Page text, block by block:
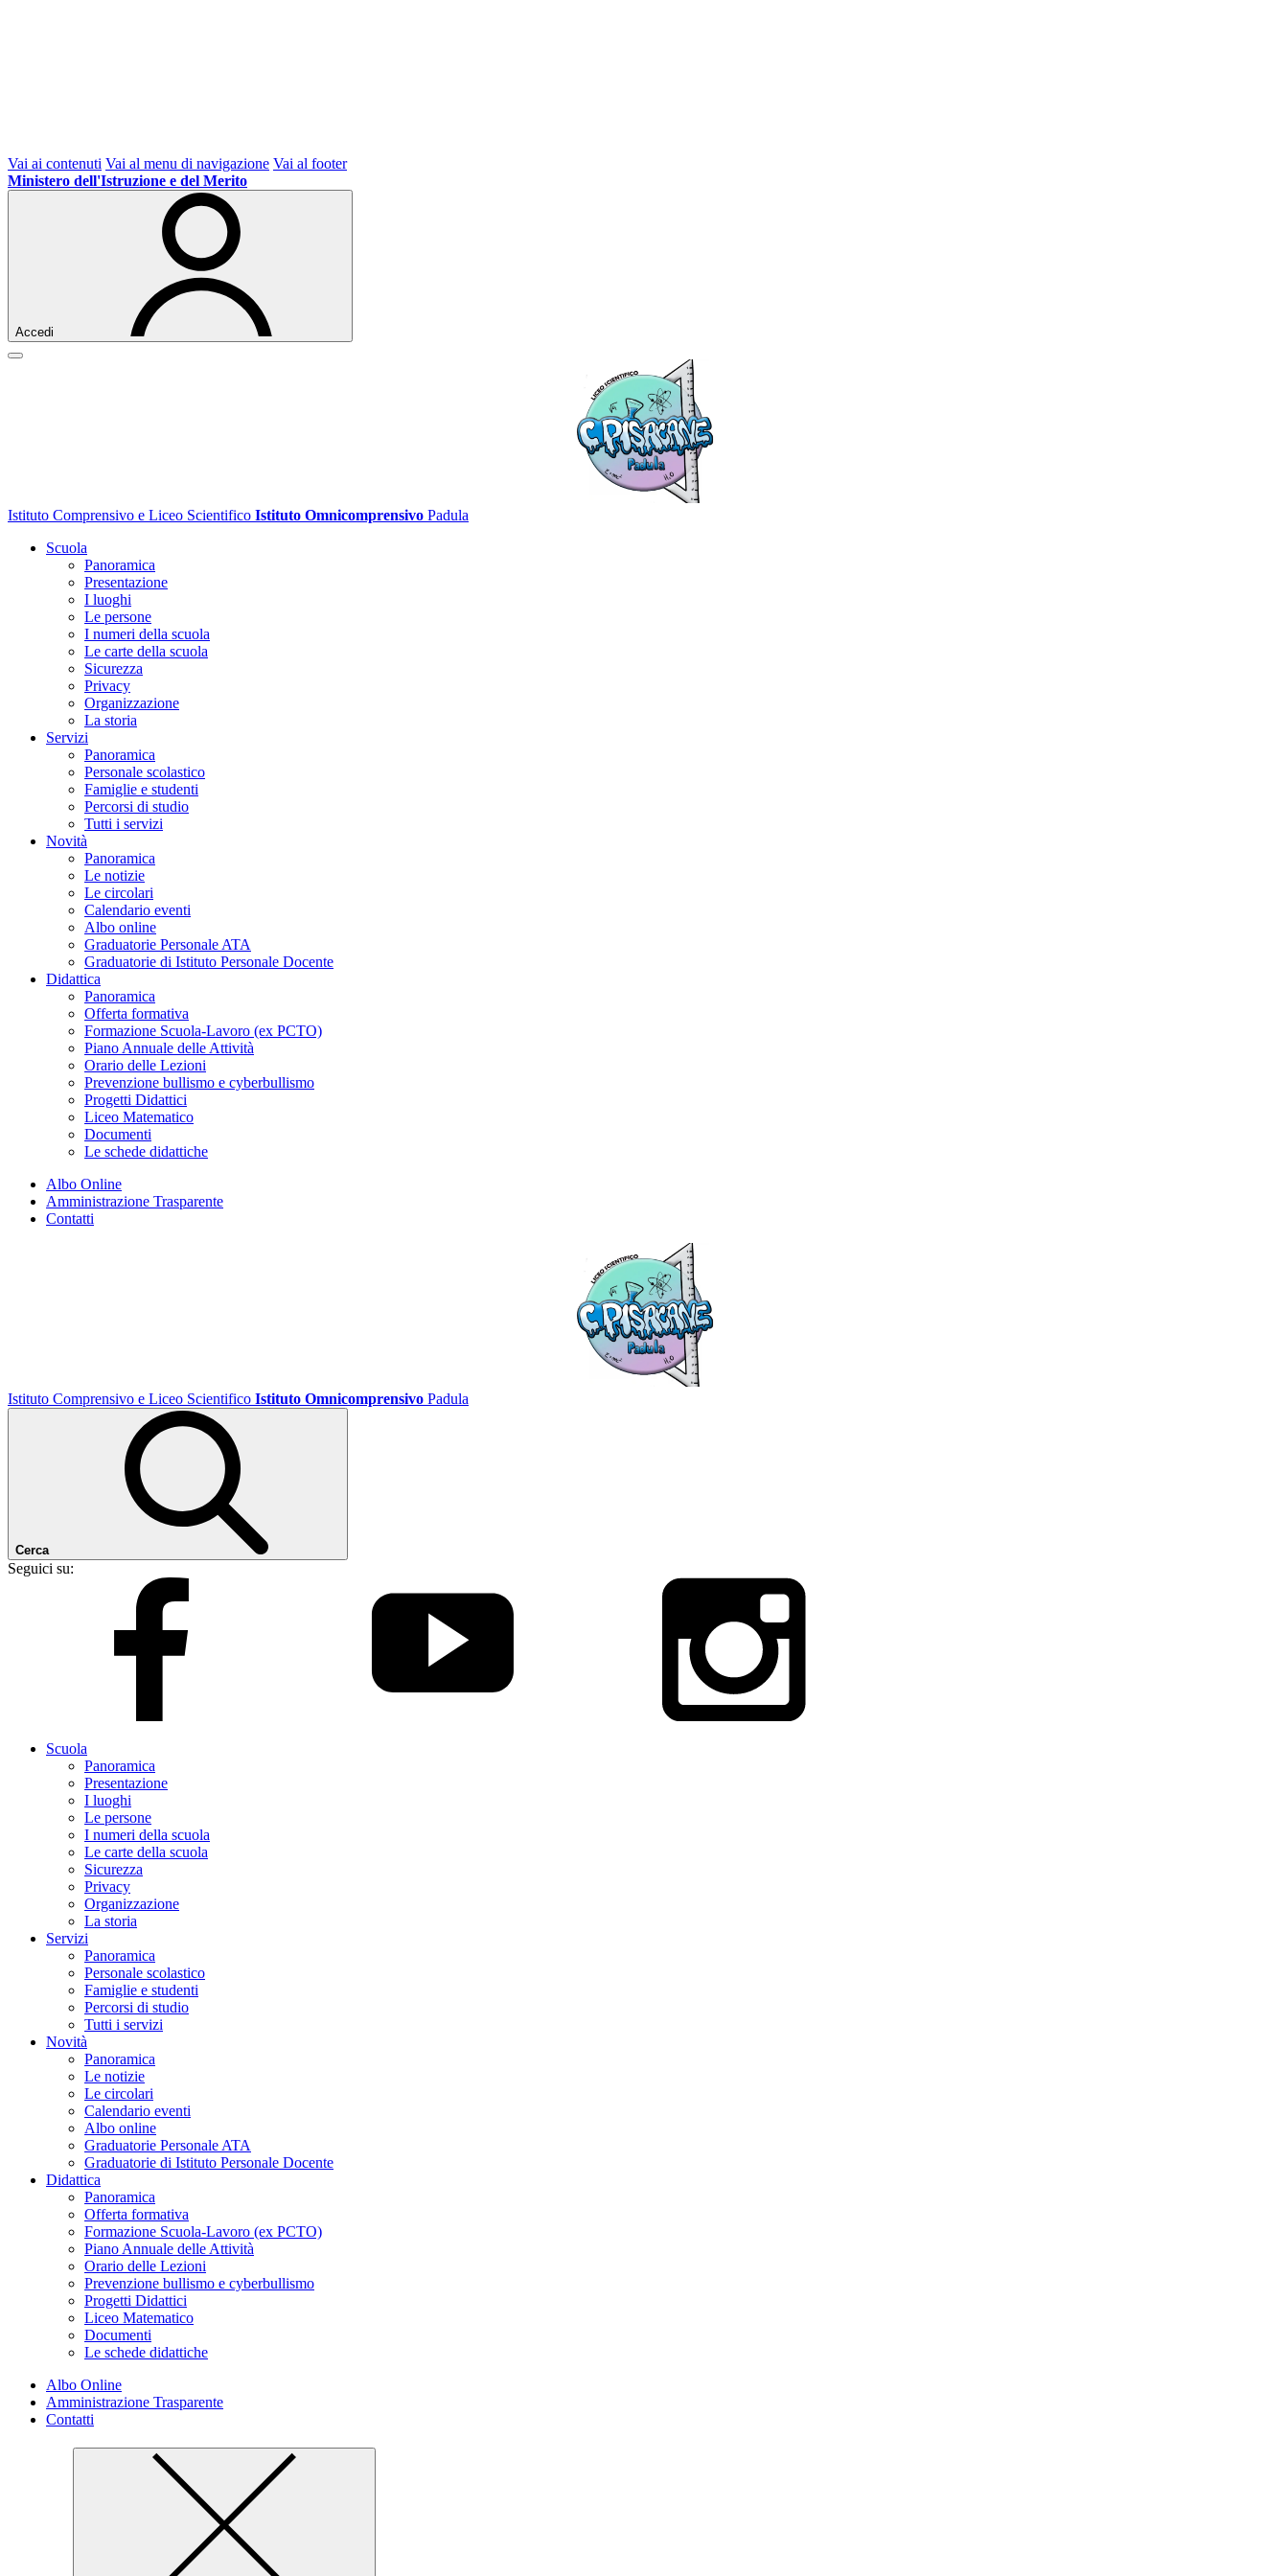
Vai ai contenuti Vai al menu di navigazione Vai al footer
Ministero dell'Istruzione e del Merito
Accedi
Istituto Comprensivo e Liceo Scientifico Istituto Omnicomprensivo Padula
Scuola
Panoramica
Presentazione
I luoghi
Le persone
I numeri della scuola
Le carte della scuola
Sicurezza
Privacy
Organizzazione
La storia
Servizi
Panoramica
Personale scolastico
Famiglie e studenti
Percorsi di studio
Tutti i servizi
Novità
Panoramica
Le notizie
Le circolari
Calendario eventi
Albo online
Graduatorie Personale ATA
Graduatorie di Istituto Personale Docente
Didattica
Panoramica
Offerta formativa
Formazione Scuola-Lavoro (ex PCTO)
Piano Annuale delle Attività
Orario delle Lezioni
Prevenzione bullismo e cyberbullismo
Progetti Didattici
Liceo Matematico
Documenti
Le schede didattiche
Albo Online
Amministrazione Trasparente
Contatti
Istituto Comprensivo e Liceo Scientifico Istituto Omnicomprensivo Padula
Cerca
Seguici su:
Scuola
Panoramica
Presentazione
I luoghi
Le persone
I numeri della scuola
Le carte della scuola
Sicurezza
Privacy
Organizzazione
La storia
Servizi
Panoramica
Personale scolastico
Famiglie e studenti
Percorsi di studio
Tutti i servizi
Novità
Panoramica
Le notizie
Le circolari
Calendario eventi
Albo online
Graduatorie Personale ATA
Graduatorie di Istituto Personale Docente
Didattica
Panoramica
Offerta formativa
Formazione Scuola-Lavoro (ex PCTO)
Piano Annuale delle Attività
Orario delle Lezioni
Prevenzione bullismo e cyberbullismo
Progetti Didattici
Liceo Matematico
Documenti
Le schede didattiche
Albo Online
Amministrazione Trasparente
Contatti